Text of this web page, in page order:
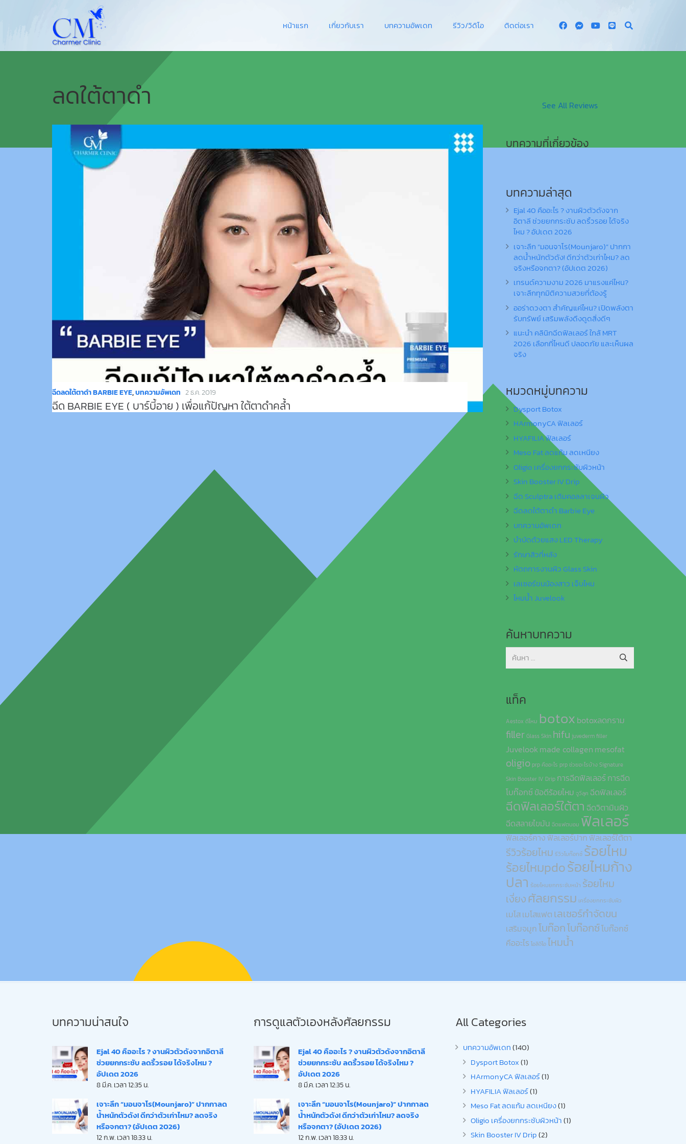
หน้าแรก เกี่ยวกับเรา บทความอัพเดท รีวิว/วิดิโอ ติดต่อเรา
ลดใต้ตาดำ
ฉีดลดใต้ตาดำ BARBIE EYE,บทความอัพเดท 2 ธ.ค. 2019
ฉีด BARBIE EYE ( บาร์บี้อาย ) เพื่อแก้ปัญหา ใต้ตาดำคล้ำ
See All Reviews
บทความที่เกี่ยวข้อง
บทความล่าสุด
Ejal 40 คืออะไร ? งานผิวตัวดังจาก
อิตาลี ช่วยยกกระชับ ลดริ้วรอย ได้จริง
ไหม ? อัปเดต 2026
เจาะลึก “มอนจาโร(Mounjaro)” ปากกา
ลดน้ำหนักตัวดัง! ดีกว่าตัวเก่าไหม? ลด
จริงหรือจกตา? (อัปเดต 2026)
เทรนด์ความงาม 2026 มาแรงแค่ไหน?
เจาะลึกทุกมิติความสวยที่ต้องรู้
ออร่าดวงตา สำคัญแค่ไหน? เปิดพลังตา
รับทรัพย์ เสริมพลังดึงดูดสิ่งดีๆ
แนะนำ คลินิกฉีดฟิลเลอร์ ใกล้ MRT
2026 เลือกที่ไหนดี ปลอดภัย และเห็นผล
จริง
หมวดหมู่บทความ
Dysport Botox
HArmonyCA ฟิลเลอร์
HYAFILIA ฟิลเลอร์
Meso Fat ลดแก้ม ลดเหนียง
Oligio เครื่องยกกระชับผิวหน้า
Skin Booster IV Drip
ฉีด Sculptra เติมคอลลาเจนผิว
ฉีดลดใต้ตาดำ Barbie Eye
บทความอัพเดท
บำบัดด้วยแสง LED Therapy
รักษาสิวที่หลัง
หัตถการงานผิว Glass Skin
เลเซอร์ขนน้องสาว เจ็บไหม
ไหมน้ำ Juvelook
ค้นหาบทความ
ค้นหา
สำหรับ:
แท็ค
Aestox ดีไหม botox botoxลดกราม
filler Glass Skin hifu juvederm filler
Juvelookmade collagen mesofat
oligio prp คืออะไร prp ช่วยอะไรบ้าง Signature
Skin Booster IV Drip การฉีดฟิลเลอร์การฉีด
โบท๊อกซ์ข้อดีร้อยไหม จูวีลุค ฉีดฟิลเลอร์
ฉีดฟิลเลอร์ใต้ตา ฉีดวิตามินผิว
ฉีดสลายไขมัน ฉีดแฟตบอม ฟิลเลอร์
ฟิลเลอร์คางฟิลเลอร์ปากฟิลเลอร์ใต้ตา
รีวิวร้อยไหม รีวิวโบท๊อกซ์ ร้อยไหม
ร้อยไหมpdoร้อยไหมก้าง
ปลา ร้อยไหมยกกระชับหน้า ร้อยไหม
เงี่ยงศัลยกรรม เครื่องยกกระชับผิว
เมโสเมโสแฟต เลเซอร์กำจัดขน
เสริมจมูกโบท๊อกโบท๊อกซ์โบท๊อกซ์
คืออะไร โอลิจิโอ ไหมน้ำ
บทความน่าสนใจ
Ejal 40 คืออะไร ? งานผิวตัวดังจากอิตาลี
ช่วยยกกระชับ ลดริ้วรอย ได้จริงไหม ?
อัปเดต 2026
8 มี.ค. เวลา 12:35 น.
เจาะลึก “มอนจาโร(Mounjaro)” ปากกาลด
น้ำหนักตัวดัง! ดีกว่าตัวเก่าไหม? ลดจริง
หรือจกตา? (อัปเดต 2026)
12 ก.พ. เวลา 18:33 น.
การดูแลตัวเองหลังศัลยกรรม
Ejal 40 คืออะไร ? งานผิวตัวดังจากอิตาลี
ช่วยยกกระชับ ลดริ้วรอย ได้จริงไหม ?
อัปเดต 2026
8 มี.ค. เวลา 12:35 น.
เจาะลึก “มอนจาโร(Mounjaro)” ปากกาลด
น้ำหนักตัวดัง! ดีกว่าตัวเก่าไหม? ลดจริง
หรือจกตา? (อัปเดต 2026)
12 ก.พ. เวลา 18:33 น.
All Categories
บทความอัพเดท(140)
Dysport Botox(1)
HArmonyCA ฟิลเลอร์(1)
HYAFILIA ฟิลเลอร์(1)
Meso Fat ลดแก้ม ลดเหนียง(1)
Oligio เครื่องยกกระชับผิวหน้า(1)
Skin Booster IV Drip(2)